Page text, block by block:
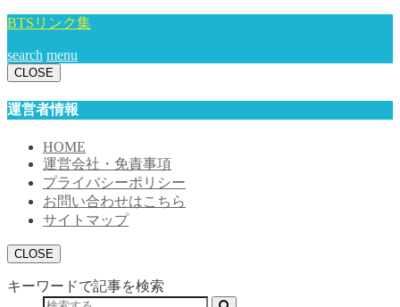
BTSリンク集
search menu
CLOSE
運営者情報
HOME
運営会社・免責事項
プライバシーポリシー
お問い合わせはこちら
サイトマップ
CLOSE
キーワードで記事を検索